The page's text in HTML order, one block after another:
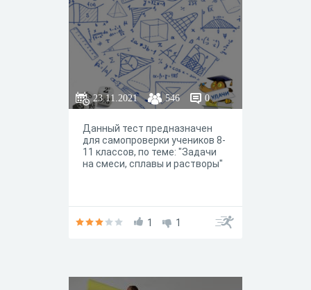
23.11.2021 546 0
Данный тест предназначен
для самопроверки учеников 8-
11 классов, по теме: "Задачи
на смеси, сплавы и растворы"
1 1